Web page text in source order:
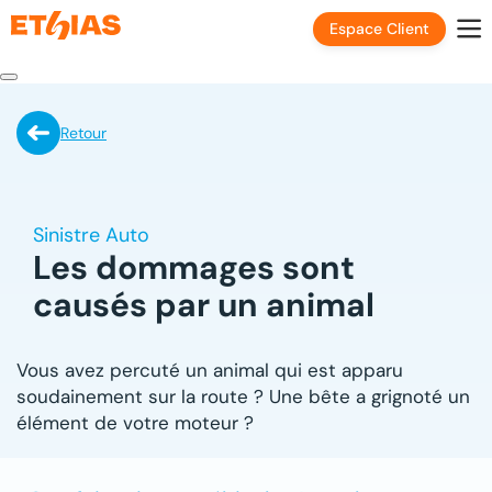
Espace Client
Retour
Sinistre Auto
Les dommages sont
causés par un animal
Vous avez percuté un animal qui est apparu
soudainement sur la route ? Une bête a grignoté un
élément de votre moteur ?